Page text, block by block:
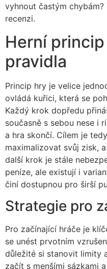
vyhnout častým
recenzi.
Herní
pravidla
Princip hry je velice
ovládá kuřici, která se
Každý krok dopředu
současně s sebou nese i
a hra skončí. Cílem je
maximalizovat svůj zisk,
další krok je stále
peníze, ale existují i
činí dostupnou pro širší
Strategie pro
Pro začínající hráče je
se unést prvotním
důležité si stanovit limity
začít s menšími sázkami